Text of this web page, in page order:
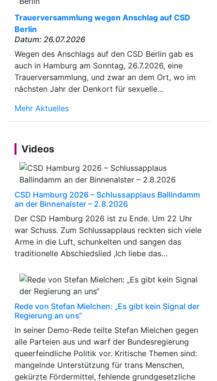
Trauerversammlung wegen Anschlag auf CSD
Berlin
Datum: 26.07.2026
Wegen des Anschlags auf den CSD Berlin gab es
auch in Hamburg am Sonntag, 26.7.2026, eine
Trauerversammlung, und zwar an dem Ort, wo im
nächsten Jahr der Denkort für sexuelle…
Mehr Aktuelles
Videos
CSD Hamburg 2026 – Schlussapplaus Ballindamm
an der Binnenalster – 2.8.2026
Der CSD Hamburg 2026 ist zu Ende. Um 22 Uhr
war Schuss. Zum Schlussapplaus reckten sich viele
Arme in die Luft, schunkelten und sangen das
traditionelle Abschiedslied ‚Ich liebe das…
Rede von Stefan Mielchen: „Es gibt kein Signal der
Regierung an uns“
In seiner Demo-Rede teilte Stefan Mielchen gegen
alle Parteien aus und warf der Bundesregierung
queerfeindliche Politik vor. Kritische Themen sind:
mangelnde Unterstützung für trans Menschen,
gekürzte Fördermittel, fehlende grundgesetzliche